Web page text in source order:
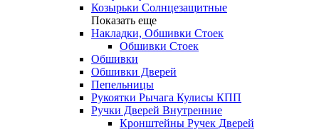
Козырьки Солнцезащитные
Показать еще
Накладки, Обшивки Стоек
Обшивки Стоек
Обшивки
Обшивки Дверей
Пепельницы
Рукоятки Рычага Кулисы КПП
Ручки Дверей Внутренние
Кронштейны Ручек Дверей